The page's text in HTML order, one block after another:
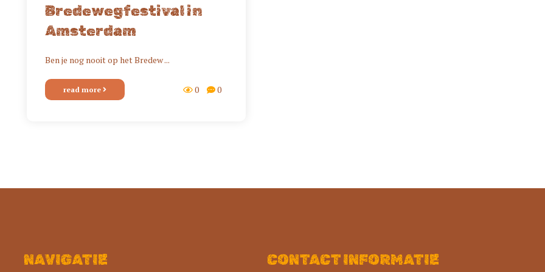
Bredewegfestival in
Amsterdam
Ben je nog nooit op het Bredew ...
read more 0 0
NAVIGATIE CONTACT INFORMATIE